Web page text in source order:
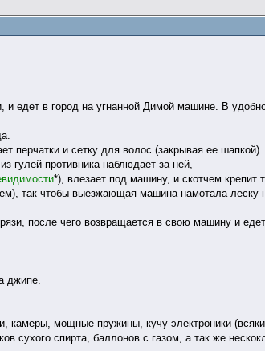
и едет в город на угнанной Димой машине. В
перчатки и сетку для волос (закрывая ее шапкой)
гулей противника наблюдает за ней,
*), влезает под машину, и скотчем крепит
так чтобы выезжающая машина намотала леску
после чего возвращается в свою машину и
джипе.
камеры, мощные пружины, кучу электроники
сухого спирта, баллонов с газом, а так же